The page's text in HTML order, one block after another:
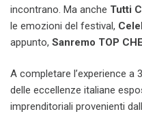
incontrano. Ma anche Tutti
le emozioni del festival,
appunto, Sanremo TOP
A completare l’experience a
delle eccellenze italiane
imprenditoriali provenienti